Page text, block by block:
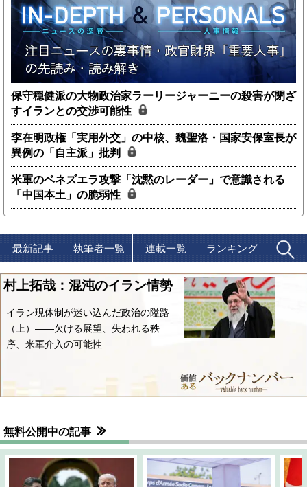
保守穏健派の大物政治家ラーリージャーニーの殺害が閉ざ
すイランとの交渉可能性
李在明政権「実用外交」の中核、魏聖洛・国家安保室長が
異例の「自主派」批判
米軍のベネズエラ攻撃「沈黙のレーダー」で意識される
「中国本土」の脆弱性
最新記事 執筆者一覧 連載一覧 ランキング
村上拓哉：混沌のイラン情勢
イラン現体制が迷い込んだ政治の隘路
（上）――欠ける展望、失われる秩
序、米軍介入の可能性
無料公開中の記事